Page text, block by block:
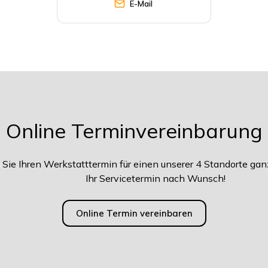
E-Mail
Online Terminvereinbarung
Ihren Werkstatttermin für einen unserer 4 Standorte
Ihr Servicetermin nach Wunsch!
Online Termin vereinbaren